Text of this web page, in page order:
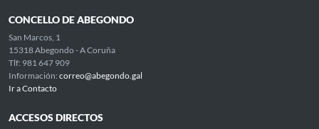
CONCELLO DE ABEGONDO
San Marcos, 1
15318 Abegondo - A Coruña
Tlf: 981 647 909
Información: correo@abegondo.gal
Ir a Contacto
ACCESOS DIRECTOS